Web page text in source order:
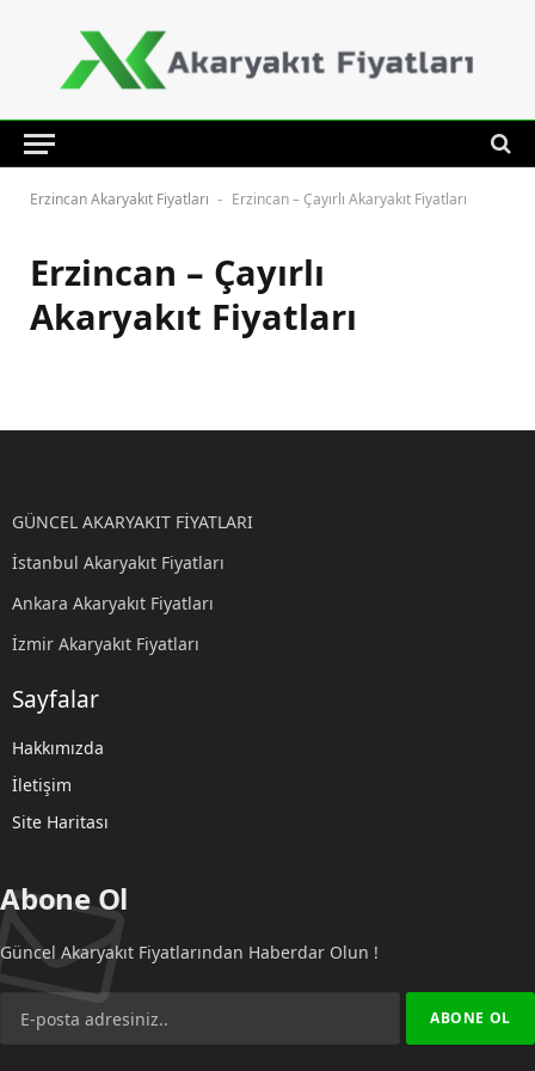
Erzincan Akaryakıt Fiyatları - Erzincan – Çayırlı Akaryakıt Fiyatları
Erzincan – Çayırlı
Akaryakıt Fiyatları
GÜNCEL AKARYAKIT FİYATLARI
İstanbul Akaryakıt Fiyatları
Ankara Akaryakıt Fiyatları
İzmir Akaryakıt Fiyatları
Sayfalar
Hakkımızda
İletişim
Site Haritası
Abone Ol
Güncel Akaryakıt Fiyatlarından Haberdar Olun !